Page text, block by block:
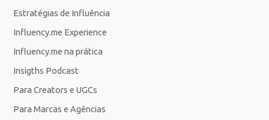
Estratégias de Influência
Influency.me Experience
Influency.me na prática
Insigths Podcast
Para Creators e UGCs
Para Marcas e Agências